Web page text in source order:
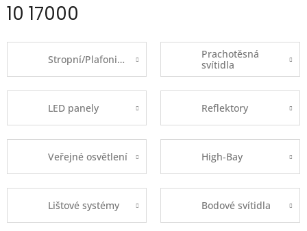
10 17000
Stropní/Plafoniery
Prachotěsná
svítidla
LED panely Reflektory
Veřejné osvětlení High-Bay
Lištové systémy Bodové svítidla